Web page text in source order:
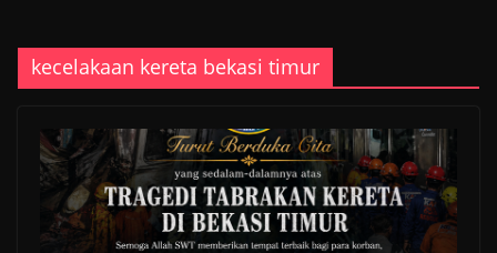
kecelakaan kereta bekasi timur